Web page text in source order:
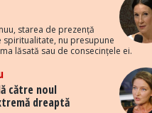
starea de prezență
nu presupune
lăsată sau de consecințele ei.
către noul
dreaptă